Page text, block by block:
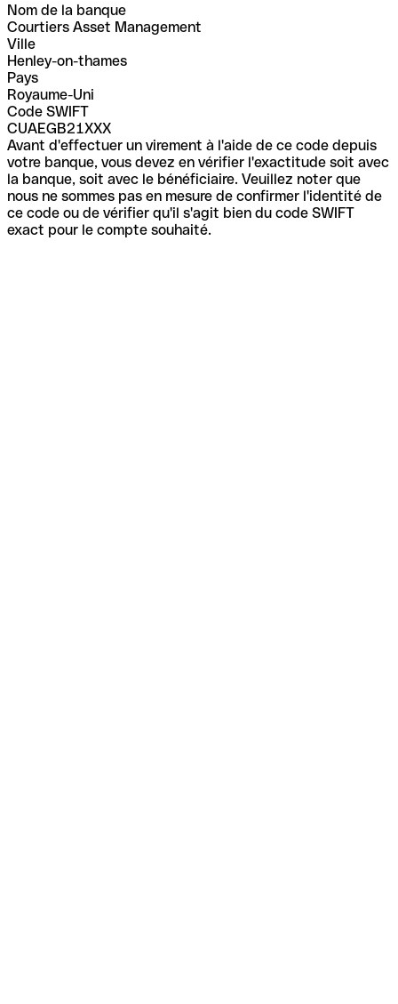
Nom de la banque
Courtiers Asset Management
Ville
Henley-on-thames
Pays
Royaume-Uni
Code SWIFT
CUAEGB21XXX
Avant d'effectuer un virement à l'aide de ce code depuis
votre banque, vous devez en vérifier l'exactitude soit avec
la banque, soit avec le bénéficiaire. Veuillez noter que
nous ne sommes pas en mesure de confirmer l'identité de
ce code ou de vérifier qu'il s'agit bien du code SWIFT
exact pour le compte souhaité.